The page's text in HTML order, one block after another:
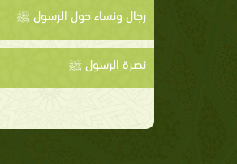
رجال ونساء حول الرسول ﷺ
نصرة الرسول ﷺ